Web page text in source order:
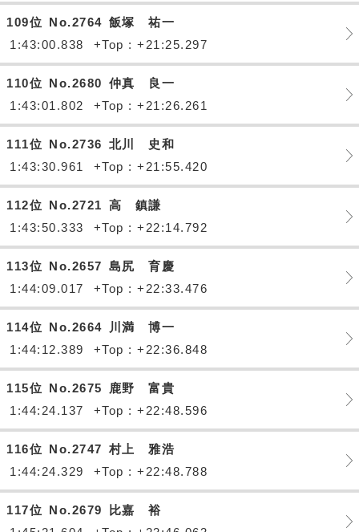
109位 No.2764 飯塚 祐一
1:43:00.838
+Top : +21:25.297
110位 No.2680 仲真 良一
1:43:01.802
+Top : +21:26.261
111位 No.2736 北川 史和
1:43:30.961
+Top : +21:55.420
112位 No.2721 高 鎮謙
1:43:50.333
+Top : +22:14.792
113位 No.2657 島尻 育慶
1:44:09.017
+Top : +22:33.476
114位 No.2664
川満 博一
1:44:12.389
+Top : +22:36.848
115位 No.2675
鹿野 富貴
1:44:24.137
+Top : +22:48.596
116位 No.2747 村上 雅浩
1:44:24.329
+Top : +22:48.788
117位 No.2679
比嘉 裕